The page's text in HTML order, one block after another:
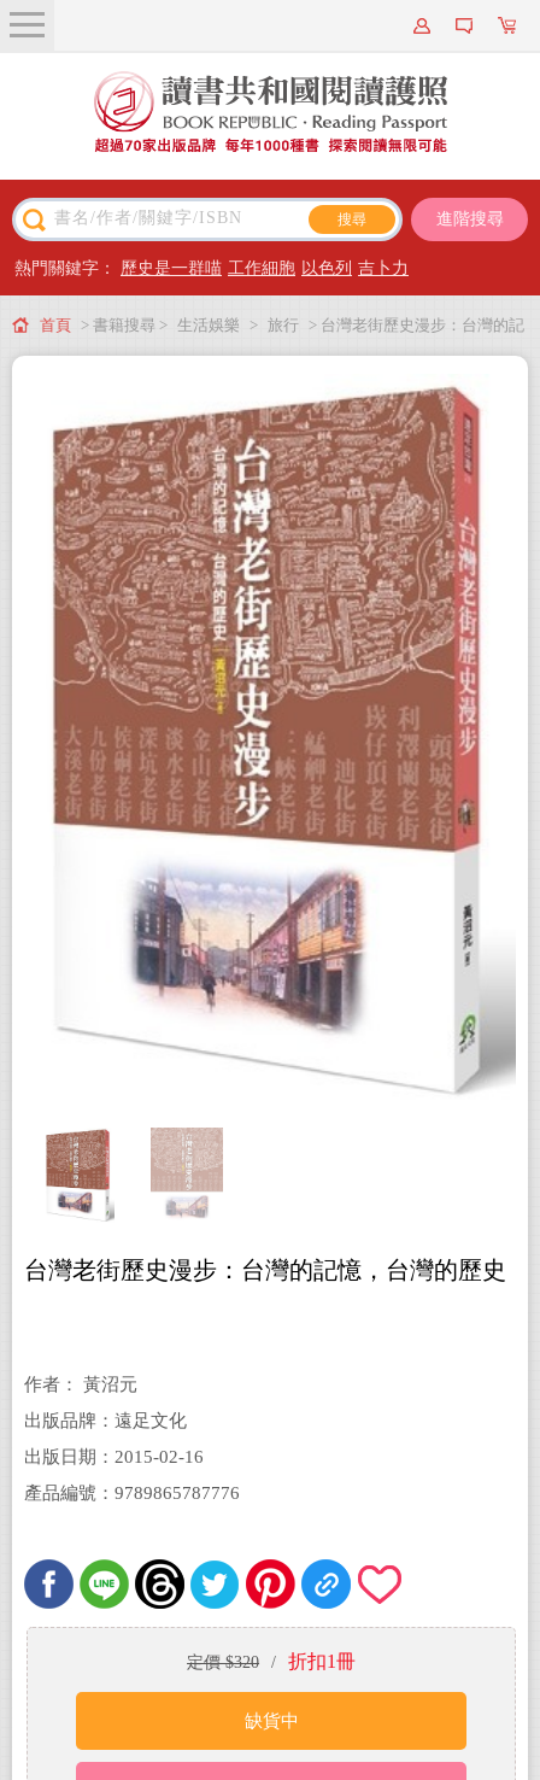
關於我們
近期新書
主題閱讀
出版專區
會員專屬
會員儲值方案
進階搜尋
熱門關鍵字： 歷史是一群喵 工作細胞 以色列 吉卜力
首頁 > 書籍搜尋 > 生活娛樂 > 旅行 > 台灣老街歷史漫步：台灣的記
台灣老街歷史漫步：台灣的記憶，台灣的歷史
作者： 黃沼元
出版品牌：遠足文化
出版日期：2015-02-16
產品編號：9789865787776
定價 $320 / 折扣1冊
缺貨中